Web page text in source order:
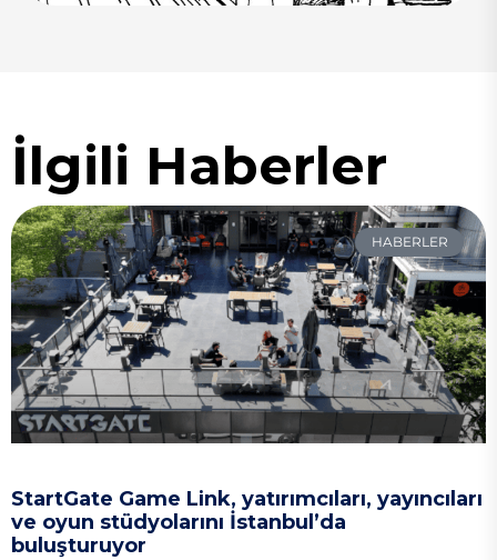
İlgili Haberler
HABERLER
StartGate Game Link, yatırımcıları, yayıncıları
ve oyun stüdyolarını İstanbul’da
buluşturuyor